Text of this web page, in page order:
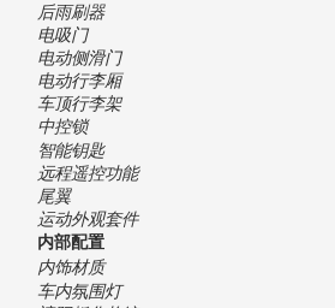
后雨刷器
电吸门
电动侧滑门
电动行李厢
车顶行李架
中控锁
智能钥匙
远程遥控功能
尾翼
运动外观套件
内部配置
内饰材质
车内氛围灯